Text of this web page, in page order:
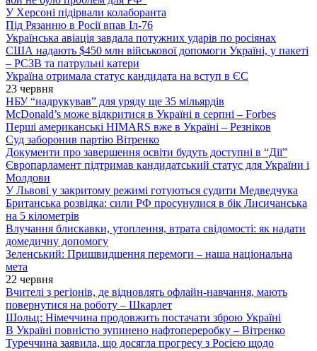
У Херсоні підірвали колаборанта
Під Рязанню в Росії впав Іл-76
Українська авіація завдала потужних ударів по росіянах
США надають $450 млн військової допомоги Україні, у пакеті
– РСЗВ та патрульні катери
Україна отримала статус кандидата на вступ в ЄС
23 червня
НБУ “надрукував” для уряду ще 35 мільярдів
McDonald’s може відкритися в Україні в серпні – Forbes
Перші американські HIMARS вже в Україні – Резніков
Суд заборонив партію Вітренко
Документи про завершення освіти будуть доступні в “Дії”
Європарламент підтримав кандидатський статус для України і
Молдови
У Львові у закритому режимі готуються судити Медведчука
Британська розвідка: сили РФ просунулися в бік Лисичанська
на 5 кілометрів
Влучання блискавки, утоплення, втрата свідомості: як надати
домедичну допомогу
Зеленський: Пришвидшення перемоги – наша національна
мета
22 червня
Вчителі з регіонів, де відновлять офлайн-навчання, мають
повернутися на роботу – Шкарлет
Шольц: Німеччина продовжить постачати зброю Україні
В Україні повністю зупинено нафтопереробку – Вітренко
Туреччина заявила, що досягла прогресу з Росією щодо